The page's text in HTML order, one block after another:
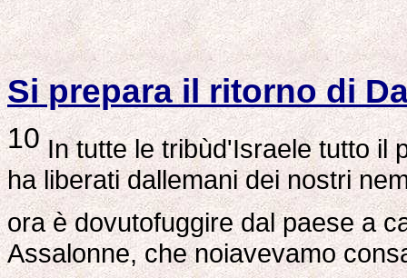
Si prepara il ritorno di
10In tutte le tribùd'Israele tutto il
ha liberati dallemani dei nostri
ora è dovutofuggire dal paese a
Assalonne, che noiavevamo